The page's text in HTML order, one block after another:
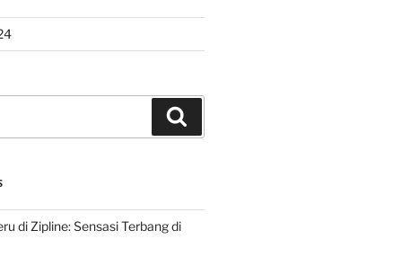
di Zipline: Sensasi Terbang di